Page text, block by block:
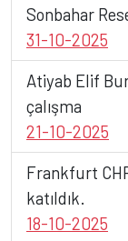
Sonbahar
31-10-2025
Atiyab Elif
çalışma
21-10-2025
Frankfurt
katıldık.
18-10-2025